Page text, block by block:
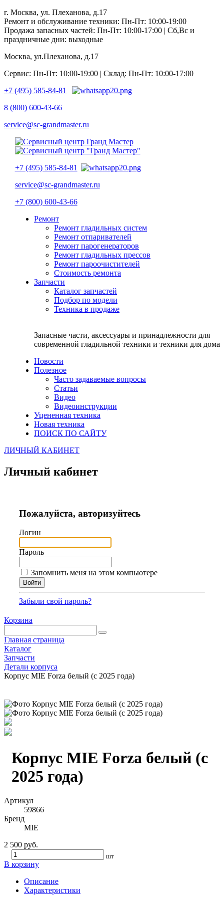
г. Москва, ул. Плеханова, д.17
Ремонт и обслуживание техники: Пн-Пт: 10:00-19:00
Продажа запасных частей: Пн-Пт: 10:00-17:00 | Сб,Вс и
праздничные дни: выходные
Москва, ул.Плеханова, д.17
Сервис: Пн-Пт: 10:00-19:00 | Склад: Пн-Пт: 10:00-17:00
+7 (495) 585-84-81
8 (800) 600-43-66
service@sc-grandmaster.ru
+7 (495) 585-84-81
service@sc-grandmaster.ru
+7 (800) 600-43-66
Ремонт
Ремонт гладильных систем
Ремонт отпаривателей
Ремонт парогенераторов
Ремонт гладильных прессов
Ремонт пароочистителей
Стоимость ремонта
Запчасти
Каталог запчастей
Подбор по модели
Техника в продаже
Запасные части, аксессуары и принадлежности для
современной гладильной техники и техники для дома
Новости
Полезное
Часто задаваемые вопросы
Статьи
Видео
Видеоинструкции
Уцененная техника
Новая техника
ПОИСК ПО САЙТУ
ЛИЧНЫЙ КАБИНЕТ
Личный кабинет
Пожалуйста, авторизуйтесь
Логин
Пароль
Запомнить меня на этом компьютере
Забыли свой пароль?
Корзина
Главная страница
Каталог
Запчасти
Детали корпуса
Корпус MIE Forza белый (с 2025 года)
Корпус MIE Forza белый (с
2025 года)
Артикул
59866
Бренд
MIE
2 500 руб.
шт
В корзину
Описание
Характеристики